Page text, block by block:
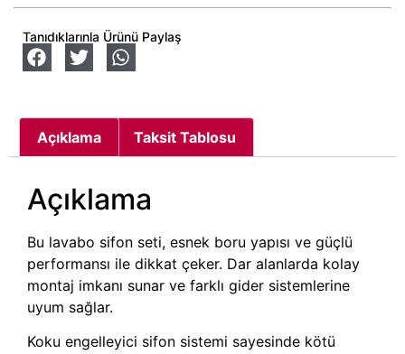
Tanıdıklarınla Ürünü Paylaş
Açıklama Taksit Tablosu
Açıklama
Bu lavabo sifon seti, esnek boru yapısı ve güçlü
performansı ile dikkat çeker. Dar alanlarda kolay
montaj imkanı sunar ve farklı gider sistemlerine
uyum sağlar.
Koku engelleyici sifon sistemi sayesinde kötü